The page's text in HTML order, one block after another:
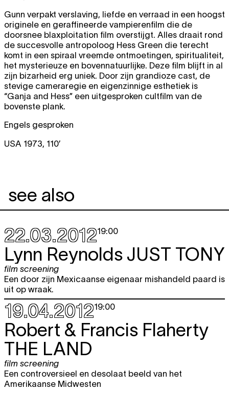
Gunn verpakt verslaving, liefde en verraad in een hoogst
originele en geraffineerde vampierenfilm die de
doorsnee blaxploitation film overstijgt. Alles draait rond
de succesvolle antropoloog Hess Green die terecht
komt in een spiraal vreemde ontmoetingen, spiritualiteit,
het mysterieuze en bovennatuurlijke. Deze film blijft in al
zijn bizarheid erg uniek. Door zijn grandioze cast, de
stevige cameraregie en eigenzinnige esthetiek is
“Ganja and Hess” een uitgesproken cultfilm van de
bovenste plank.
Engels gesproken
USA 1973, 110’
see also
22.03.201219:00
Lynn Reynolds JUST TONY
film screening
Een door zijn Mexicaanse eigenaar mishandeld paard is
uit op wraak.
19.04.201219:00
Robert & Francis Flaherty
THE LAND
film screening
Een controversieel en desolaat beeld van het
Amerikaanse Midwesten